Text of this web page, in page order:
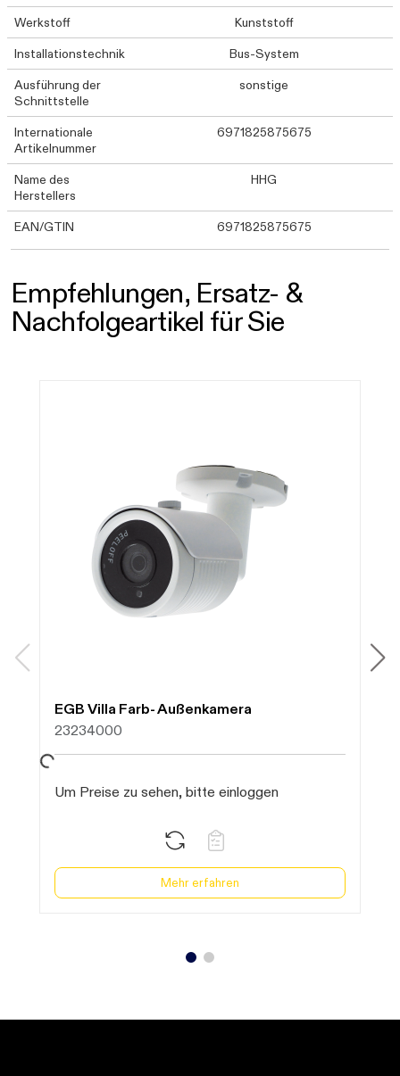
Werkstoff
Kunststoff
Installationstechnik
Bus-System
Ausführung der
Schnittstelle
sonstige
Internationale
Artikelnummer
6971825875675
Name des
Herstellers
HHG
EAN/GTIN 6971825875675
Empfehlungen, Ersatz- &
Nachfolgeartikel für Sie
EGB Villa Farb- Außenkamera
23234000
warten...
Um Preise zu sehen, bitte einloggen
Mehr erfahren